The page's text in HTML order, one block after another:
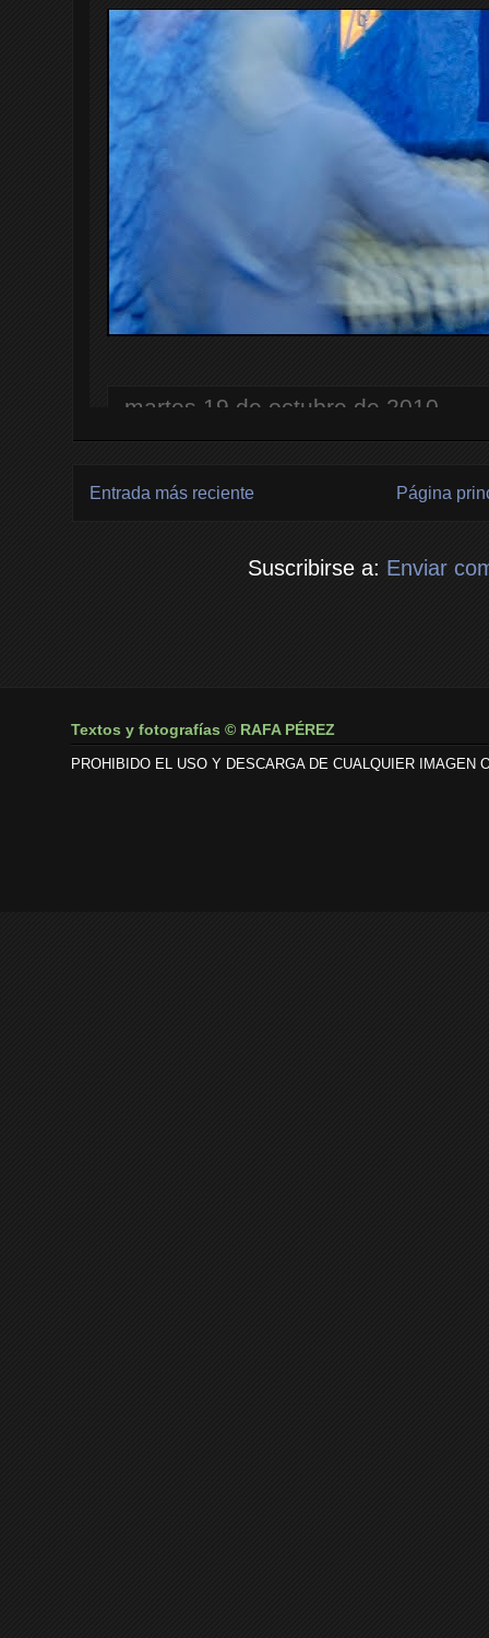
Entrada más reciente Página
Suscribirse a: Enviar
Textos y fotografías © RAFA PÉREZ
PROHIBIDO EL USO Y DESCARGA DE CUALQUIER